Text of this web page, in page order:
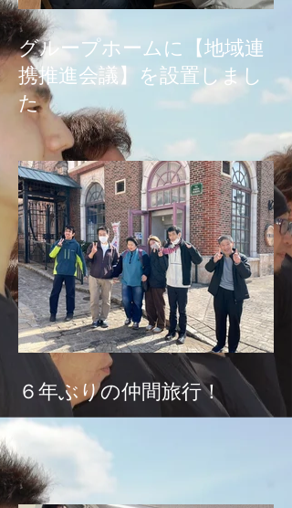
グループホームに【地域連
携推進会議】を設置しまし
た
６年ぶりの仲間旅行！